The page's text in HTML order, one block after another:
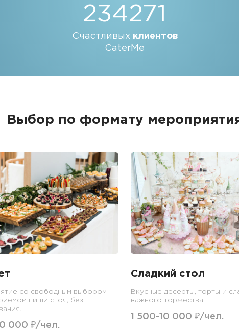
234271
Счастливых клиентов
CaterMe
Выбор по формату
со свободным выбором
пищи стоя, без
000 ₽/чел.
Сладкий стол
Вкусные десерты, торты и
важного торжества.
1 500-10 000 ₽/чел.